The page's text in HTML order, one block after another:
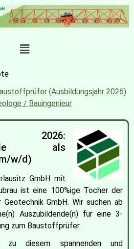
(Ausbildungsjahr 2026)
/ Bauingenieur
2026:
als
w/d)
GmbH mit
ist eine 100%ige Tocher der
Geotechnik GmbH. Wir suchen ab
Auszubildende(n) für eine 3-
zum Baustoffprüfer.
zu diesem spannenden und